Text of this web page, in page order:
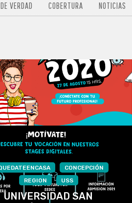
VERDAD COBERTURA NOTICIAS
CONCEPCIÓN
REGION
USS
UNIVERSIDAD SAN